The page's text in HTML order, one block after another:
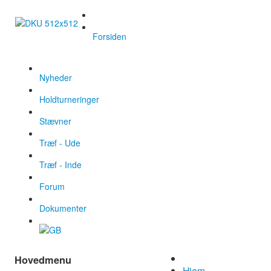
Forsiden
Nyheder
Holdturneringer
Stævner
Træf - Ude
Træf - Inde
Forum
Dokumenter
Hovedmenu